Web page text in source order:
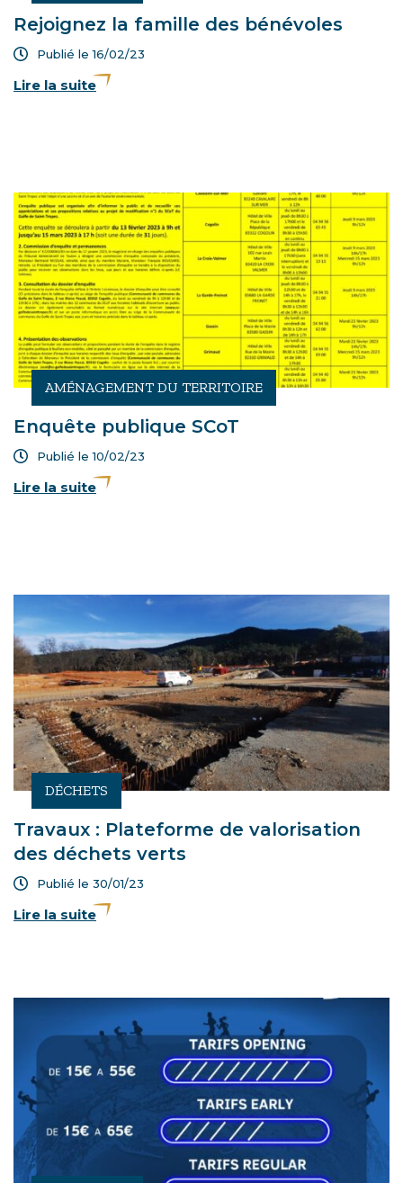
Rejoignez la famille des bénévoles
Publié le 16/02/23
Lire la suite
AMÉNAGEMENT DU TERRITOIRE
Enquête publique SCoT
Publié le 10/02/23
Lire la suite
DÉCHETS
Travaux : Plateforme de valorisation
des déchets verts
Publié le 30/01/23
Lire la suite